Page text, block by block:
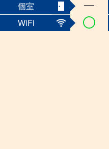
個室
WiFi